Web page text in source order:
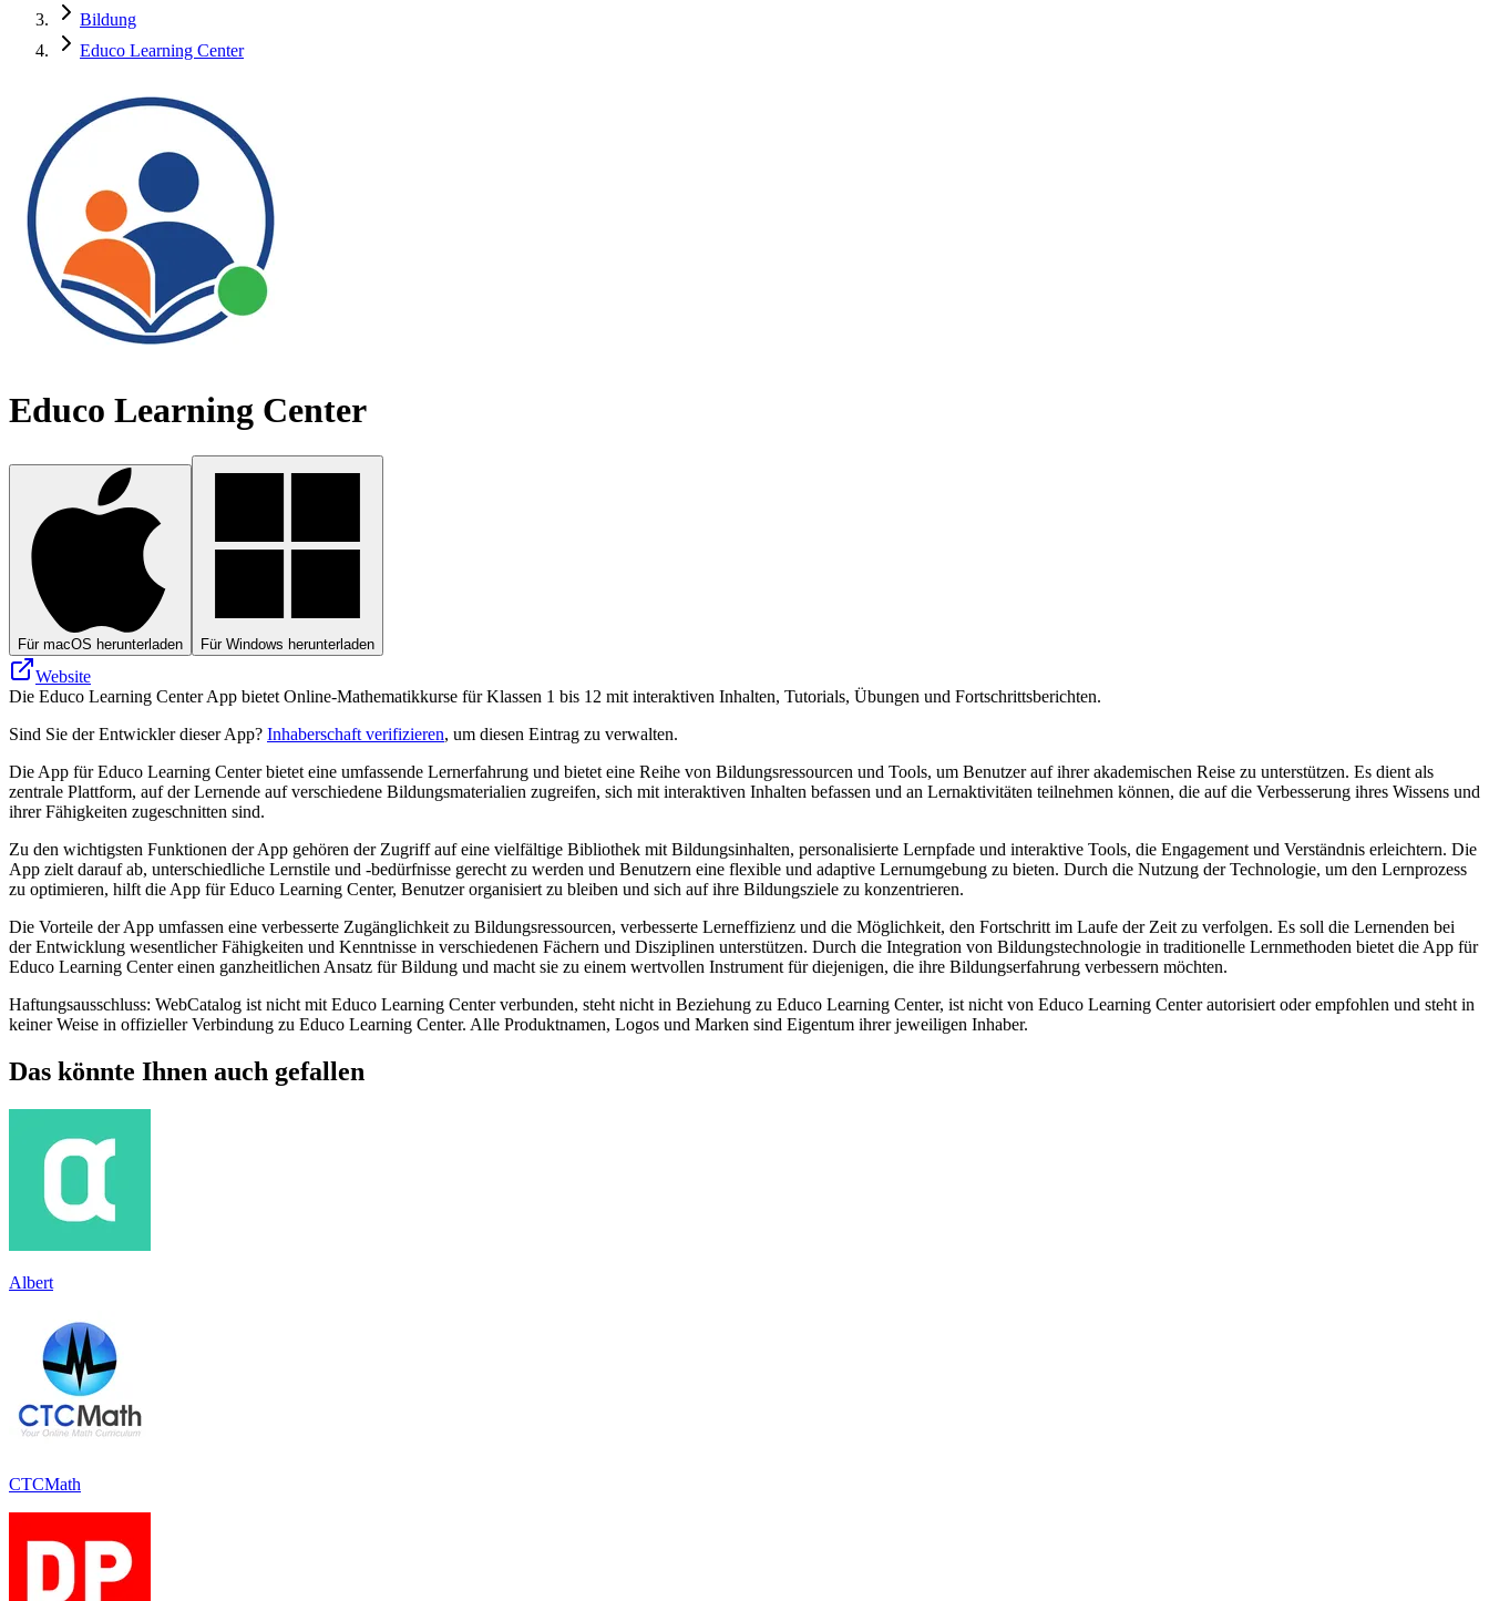
Bildung
Educo Learning Center
Educo Learning Center
Für macOS herunterladen Für Windows herunterladen
Website
Die Educo Learning Center App bietet Online-Mathematikkurse für Klassen 1 bis 12 mit interaktiven Inhalten, Tutorials, Übungen und Fortschrittsberichten.
Sind Sie der Entwickler dieser App? Inhaberschaft verifizieren, um diesen Eintrag zu verwalten.
Die App für Educo Learning Center bietet eine umfassende Lernerfahrung und bietet eine Reihe von Bildungsressourcen und Tools, um Benutzer auf ihrer akademischen Reise zu unterstützen. Es dient als
zentrale Plattform, auf der Lernende auf verschiedene Bildungsmaterialien zugreifen, sich mit interaktiven Inhalten befassen und an Lernaktivitäten teilnehmen können, die auf die Verbesserung ihres Wissens und
ihrer Fähigkeiten zugeschnitten sind.
Zu den wichtigsten Funktionen der App gehören der Zugriff auf eine vielfältige Bibliothek mit Bildungsinhalten, personalisierte Lernpfade und interaktive Tools, die Engagement und Verständnis erleichtern. Die
App zielt darauf ab, unterschiedliche Lernstile und -bedürfnisse gerecht zu werden und Benutzern eine flexible und adaptive Lernumgebung zu bieten. Durch die Nutzung der Technologie, um den Lernprozess
zu optimieren, hilft die App für Educo Learning Center, Benutzer organisiert zu bleiben und sich auf ihre Bildungsziele zu konzentrieren.
Die Vorteile der App umfassen eine verbesserte Zugänglichkeit zu Bildungsressourcen, verbesserte Lerneffizienz und die Möglichkeit, den Fortschritt im Laufe der Zeit zu verfolgen. Es soll die Lernenden bei
der Entwicklung wesentlicher Fähigkeiten und Kenntnisse in verschiedenen Fächern und Disziplinen unterstützen. Durch die Integration von Bildungstechnologie in traditionelle Lernmethoden bietet die App für
Educo Learning Center einen ganzheitlichen Ansatz für Bildung und macht sie zu einem wertvollen Instrument für diejenigen, die ihre Bildungserfahrung verbessern möchten.
Haftungsausschluss: WebCatalog ist nicht mit Educo Learning Center verbunden, steht nicht in Beziehung zu Educo Learning Center, ist nicht von Educo Learning Center autorisiert oder empfohlen und steht in
keiner Weise in offizieller Verbindung zu Educo Learning Center. Alle Produktnamen, Logos und Marken sind Eigentum ihrer jeweiligen Inhaber.
Das könnte Ihnen auch gefallen
Albert
CTCMath